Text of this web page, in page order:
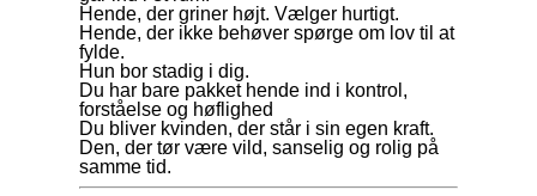
Hende, der griner højt. Vælger hurtigt.
Hende, der ikke behøver spørge om lov til at
fylde.
Hun bor stadig i dig.
Du har bare pakket hende ind i kontrol,
forståelse og høflighed
Du bliver kvinden, der står i sin egen kraft.
Den, der tør være vild, sanselig og rolig på
samme tid.